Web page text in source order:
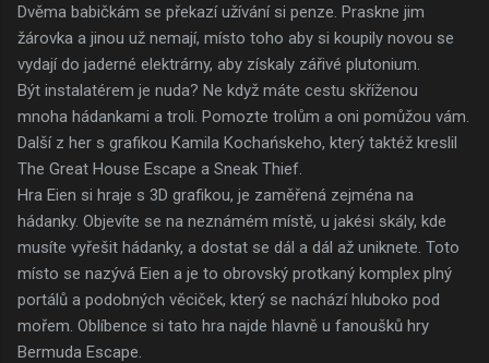
Dvěma babičkám se překazí užívání si penze. Praskne jim
žárovka a jinou už nemají, místo toho aby si koupily novou se
vydají do jaderné elektrárny, aby získaly zářivé plutonium.
Být instalatérem je nuda? Ne když máte cestu skříženou
mnoha hádankami a troli. Pomozte trolům a oni pomůžou vám.
Další z her s grafikou Kamila Kochańskeho, který taktéž kreslil
The Great House Escape a Sneak Thief.
Hra Eien si hraje s 3D grafikou, je zaměřená zejména na
hádanky. Objevíte se na neznámém místě, u jakési skály, kde
musíte vyřešit hádanky, a dostat se dál a dál až uniknete. Toto
místo se nazývá Eien a je to obrovský protkaný komplex plný
portálů a podobných věciček, který se nachází hluboko pod
mořem. Oblíbence si tato hra najde hlavně u fanoušků hry
Bermuda Escape.